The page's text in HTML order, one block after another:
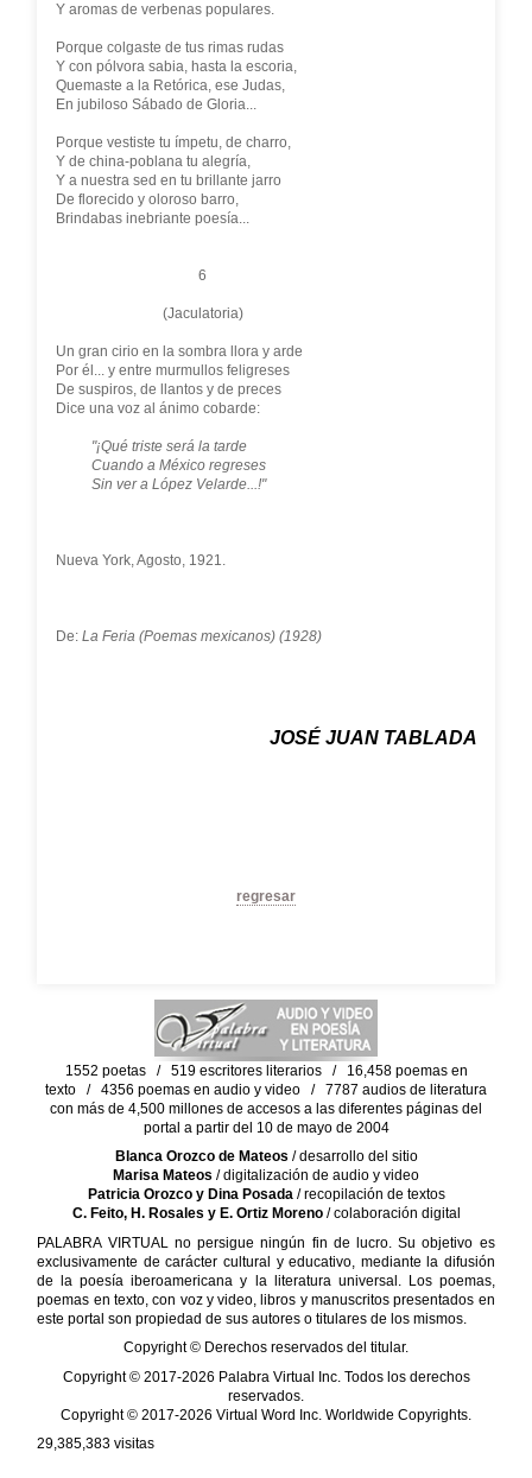
Y aromas de verbenas populares.
Porque colgaste de tus rimas rudas
Y con pólvora sabia, hasta la escoria,
Quemaste a la Retórica, ese Judas,
En jubiloso Sábado de Gloria...
Porque vestiste tu ímpetu, de charro,
Y de china-poblana tu alegría,
Y a nuestra sed en tu brillante jarro
De florecido y oloroso barro,
Brindabas inebriante poesía...
6
(Jaculatoria)
Un gran cirio en la sombra llora y arde
Por él... y entre murmullos feligreses
De suspiros, de llantos y de preces
Dice una voz al ánimo cobarde:
"¡Qué triste será la tarde
Cuando a México regreses
Sin ver a López Velarde...!"
Nueva York, Agosto, 1921.
De: La Feria (Poemas mexicanos) (1928)
JOSÉ JUAN TABLADA
regresar
1552 poetas / 519 escritores literarios / 16,458 poemas en
texto / 4356 poemas en audio y video / 7787 audios de literatura
con más de 4,500 millones de accesos a las diferentes páginas del
portal a partir del 10 de mayo de 2004
Blanca Orozco de Mateos / desarrollo del sitio
Marisa Mateos / digitalización de audio y video
Patricia Orozco y Dina Posada/ recopilación de textos
C. Feito, H. Rosales y E. Ortiz Moreno/ colaboración digital
PALABRA VIRTUAL no persigue ningún fin de lucro. Su objetivo es
exclusivamente de carácter cultural y educativo, mediante la difusión
de la poesía iberoamericana y la literatura universal. Los poemas,
poemas en texto, con voz y video, libros y manuscritos presentados en
este portal son propiedad de sus autores o titulares de los mismos.
Copyright © Derechos reservados del titular.
Copyright © 2017-2026 Palabra Virtual Inc. Todos los derechos
reservados.
Copyright © 2017-2026 Virtual Word Inc. Worldwide Copyrights.
29,385,383 visitas